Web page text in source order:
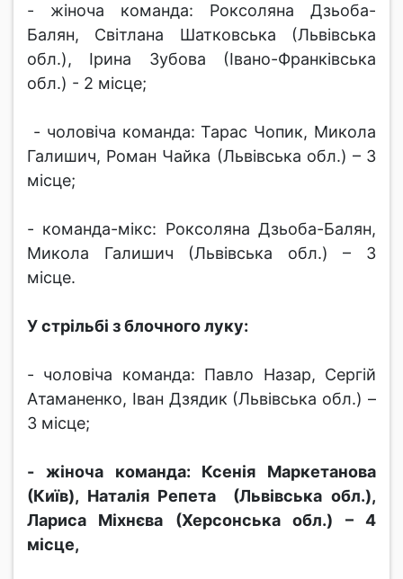
- жіноча команда: Роксоляна Дзьоба-
Балян, Світлана Шатковська (Львівська
обл.), Ірина Зубова (Івано-Франківська
обл.) - 2 місце;
- чоловіча команда: Тарас Чопик, Микола
Галишич, Роман Чайка (Львівська обл.) – 3
місце;
- команда-мікс: Роксоляна Дзьоба-Балян,
Микола Галишич (Львівська обл.) – 3
місце.
У стрільбі з блочного луку:
- чоловіча команда: Павло Назар, Сергій
Атаманенко, Іван Дзядик (Львівська обл.) –
3 місце;
- жіноча команда: Ксенія Маркетанова
(Київ), Наталія Репета (Львівська обл.),
Лариса Міхнєва (Херсонська обл.) – 4
місце,